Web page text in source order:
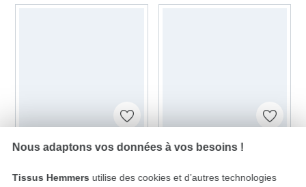
Tissu satin de viscose dots, noir
(14,90 € / 1 m²)
(14,90 € / 1 m²)
Nous adaptons vos données à vos besoins !
Tissus Hemmers utilise des cookies et d’autres technologies